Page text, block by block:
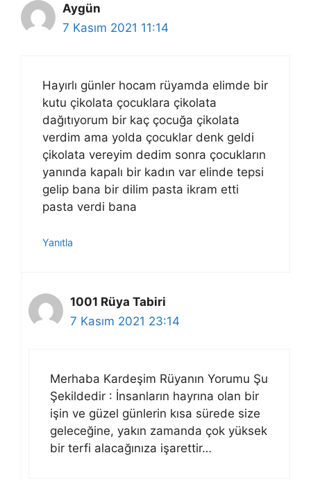
Aygün
7 Kasım 2021 11:14
Hayırlı günler hocam rüyamda elimde bir
kutu çikolata çocuklara çikolata
dağıtıyorum bir kaç çocuğa çikolata
verdim ama yolda çocuklar denk geldi
çikolata vereyim dedim sonra çocukların
yanında kapalı bir kadın var elinde tepsi
gelip bana bir dilim pasta ikram etti
pasta verdi bana
Yanıtla
1001 Rüya Tabiri
7 Kasım 2021 23:14
Merhaba Kardeşim Rüyanın Yorumu Şu
Şekildedir : İnsanların hayrına olan bir
işin ve güzel günlerin kısa sürede size
geleceğine, yakın zamanda çok yüksek
bir terfi alacağınıza işarettir…